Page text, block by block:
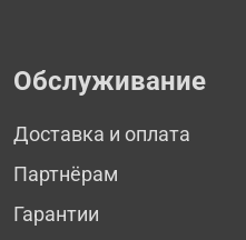
Обслуживание
Доставка и оплата
Партнёрам
Гарантии